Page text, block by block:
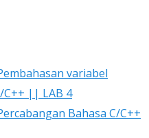
variabel
C++ || LAB 4
Bahasa C/C++